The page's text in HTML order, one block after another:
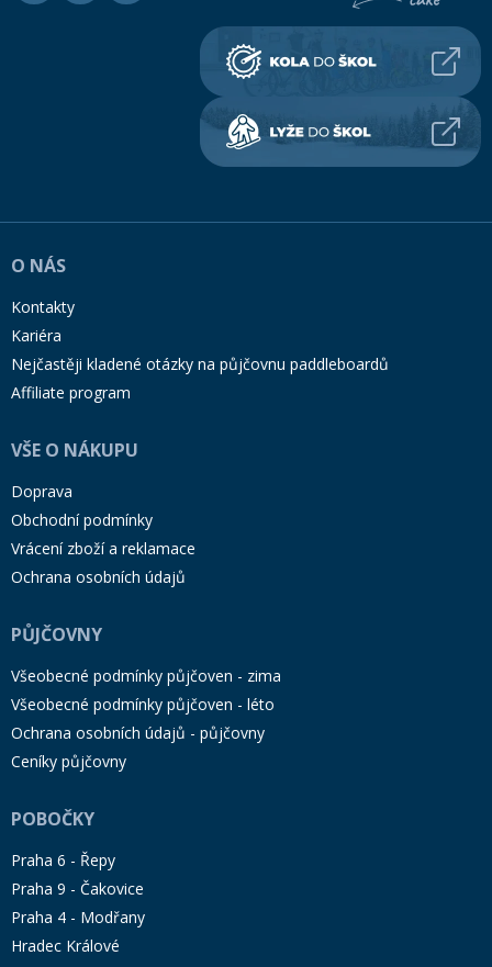
O NÁS
Kontakty
Kariéra
Nejčastěji kladené otázky na půjčovnu paddleboardů
Affiliate program
VŠE O NÁKUPU
Doprava
Obchodní podmínky
Vrácení zboží a reklamace
Ochrana osobních údajů
PŮJČOVNY
Všeobecné podmínky půjčoven - zima
Všeobecné podmínky půjčoven - léto
Ochrana osobních údajů - půjčovny
Ceníky půjčovny
POBOČKY
Praha 6 - Řepy
Praha 9 - Čakovice
Praha 4 - Modřany
Hradec Králové